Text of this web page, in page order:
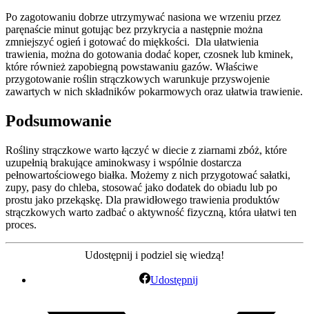
Po zagotowaniu dobrze utrzymywać nasiona we wrzeniu przez
paręnaście minut gotując bez przykrycia a następnie można
zmniejszyć ogień i gotować do miękkości. Dla ułatwienia
trawienia, można do gotowania dodać koper, czosnek lub kminek,
które również zapobiegną powstawaniu gazów. Właściwe
przygotowanie roślin strączkowych warunkuje przyswojenie
zawartych w nich składników pokarmowych oraz ułatwia trawienie.
Podsumowanie
Rośliny strączkowe warto łączyć w diecie z ziarnami zbóż, które
uzupełnią brakujące aminokwasy i wspólnie dostarcza
pełnowartościowego białka. Możemy z nich przygotować sałatki,
zupy, pasy do chleba, stosować jako dodatek do obiadu lub po
prostu jako przekąskę. Dla prawidłowego trawienia produktów
strączkowych warto zadbać o aktywność fizyczną, która ułatwi ten
proces.
Udostępnij i podziel się wiedzą!
Udostępnij